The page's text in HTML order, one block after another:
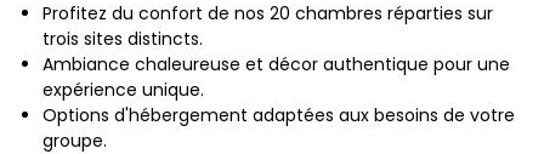
Profitez du confort de nos 20 chambres réparties sur
trois sites distincts.
Ambiance chaleureuse et décor authentique pour une
expérience unique.
Options d'hébergement adaptées aux besoins de votre
groupe.